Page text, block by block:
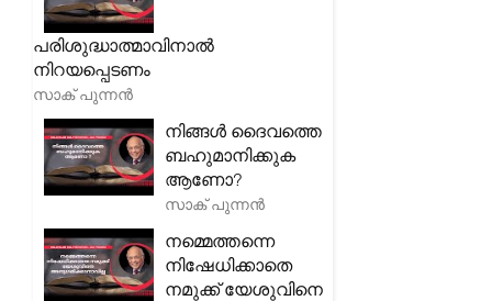
പരിശുദ്ധാത്മാവിനാൽ
നിറയപ്പെടണം
സാക് പുന്നൻ
നിങ്ങൾ ദൈവത്തെ
ബഹുമാനിക്കുക
ആണോ?
സാക് പുന്നൻ
നമ്മെത്തന്നെ
നിഷേധിക്കാതെ
നമുക്ക് യേശുവിനെ